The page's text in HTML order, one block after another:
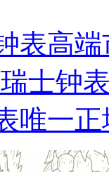
表高
士钟
唯一